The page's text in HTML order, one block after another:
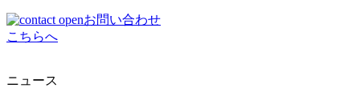
お問い合わせ
こちらへ
ニュース